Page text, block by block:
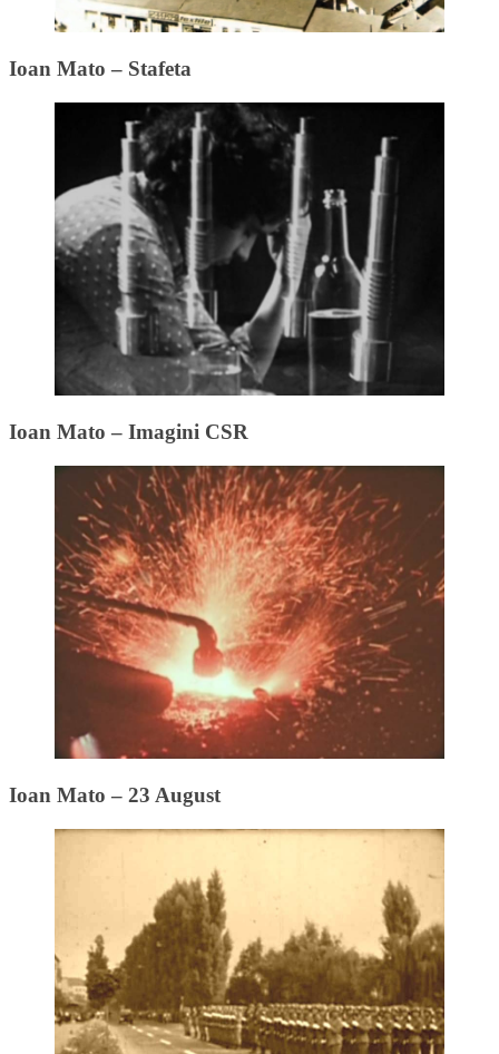
Ioan Mato – Stafeta
Ioan Mato – Imagini CSR
Ioan Mato – 23 August